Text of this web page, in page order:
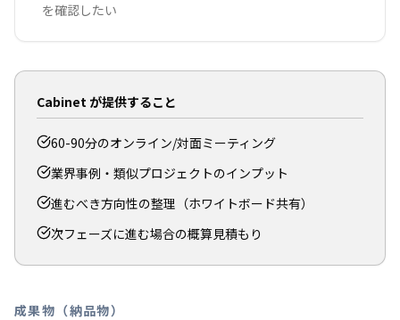
を確認したい
Cabinet が提供すること
60-90分のオンライン/対面ミーティング
業界事例・類似プロジェクトのインプット
進むべき方向性の整理（ホワイトボード共有）
次フェーズに進む場合の概算見積もり
成果物（納品物）